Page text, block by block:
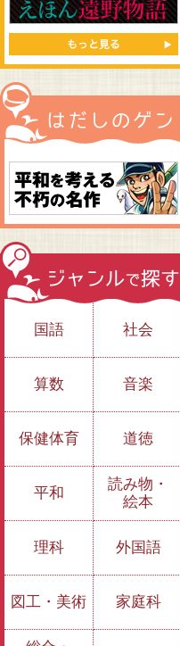
国語 社会
算数 音楽
保健体育 道徳
平和
読み物・
絵本
理科 外国語
図工・美術 家庭科